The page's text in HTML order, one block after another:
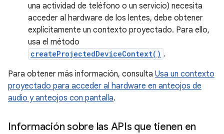
una actividad de teléfono o un servicio) necesita
acceder al hardware de los lentes, debe obtener
explícitamente un contexto proyectado. Para ello,
usa el método
createProjectedDeviceContext() .
Para obtener más información, consulta Usa un contexto
proyectado para acceder al hardware en anteojos de
audio y anteojos con pantalla.
Información sobre las APIs que tienen en